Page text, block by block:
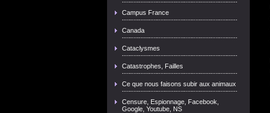
Campus France
Canada
Cataclysmes
Catastrophes, Failles
Ce que nous faisons subir aux animaux
Censure, Espionnage, Facebook,
Google, Youtube, NS